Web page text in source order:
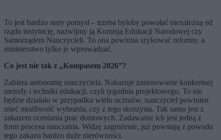
To jest bardzo stary pomysł – trzeba byłoby powołać niezależną od
rządu instytucję, nazwijmy ją Komisją Edukacji Narodowej czy
Samorządem Nauczycieli. To ona powinna szykować reformy, a
ministerstwo tylko je wprowadzać.
Co jest nie tak z „Kompasem 2026”?
Zabiera autonomię nauczyciela. Nakazuje zastosowanie konkretnej
metody i techniki edukacji, czyli tygodnia projektowego. To nie
będzie działało w przypadku wielu uczniów, nauczyciel powinien
mieć możliwość wybrania, czy z tego skorzysta. Tak samo jest z
zakazem oceniania prac domowych. Zadawanie ich jest jedną z
form procesu nauczania. Widzę zagrożenie, już powstają z powodu
tego zakazu bardzo duże nierówności.